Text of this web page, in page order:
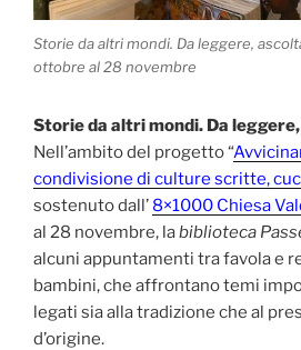
Storie da altri mondi. Da leggere,
ottobre al 28 novembre
Storie da altri mondi. Da
Nell’ambito del progetto “
condivisione di culture scritte,
sostenuto dall’ 8×1000 Chiesa
al 28 novembre, labiblioteca
alcuni appuntamenti tra favola e
bambini, che affrontano temi
legati sia alla tradizione che al
d’origine.